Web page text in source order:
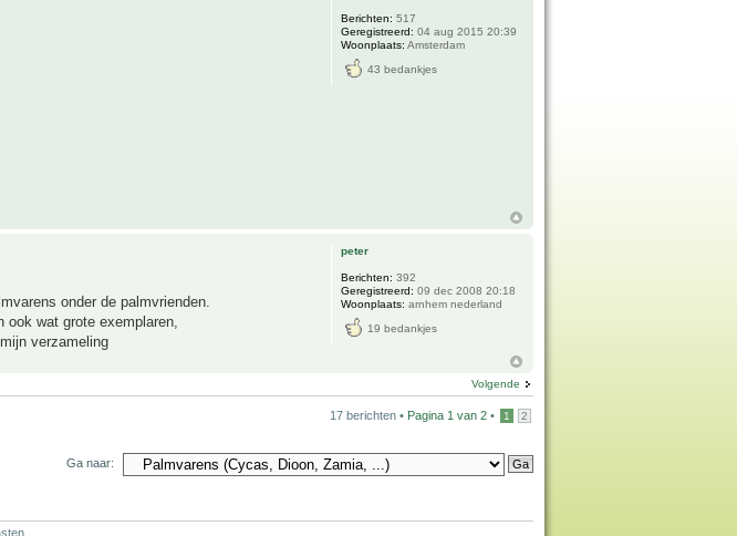
Berichten: 517
Geregistreerd: 04 aug 2015 20:39
Woonplaats: Amsterdam
43 bedankjes
onder de palmvrienden.
wat grote exemplaren,
verzameling
peter
Berichten: 392
Geregistreerd: 09 dec 2008 20:18
Woonplaats: arnhem nederland
19 bedankjes
Volgende
17 berichten • Pagina 1 van 2 • 1 2
Ga naar: